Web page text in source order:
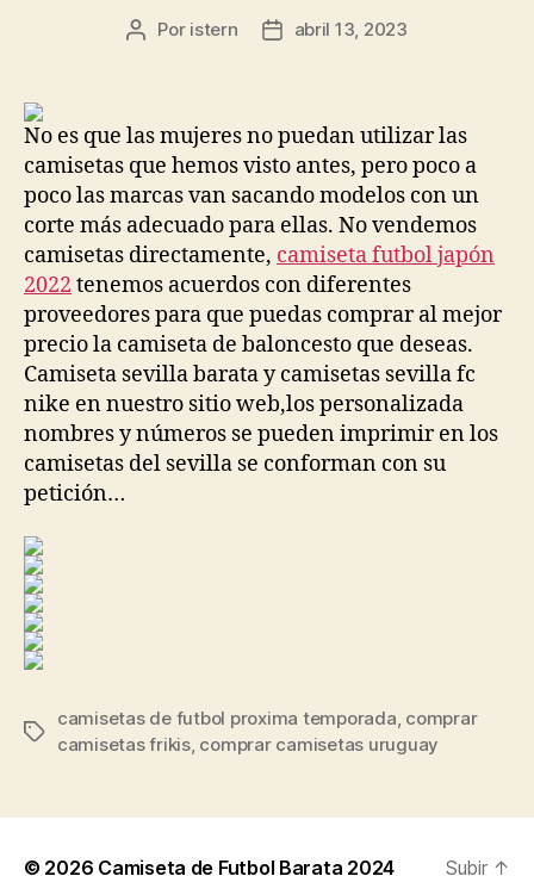
Autor
Por istern
Fechaabril 13, 2023
No es que las mujeres no puedan utilizar las
camisetas que hemos visto antes, pero poco a
poco las marcas van sacando modelos con un
corte más adecuado para ellas. No vendemos
camisetas directamente, camiseta futbol japón
2022 tenemos acuerdos con diferentes
proveedores para que puedas comprar al mejor
precio la camiseta de baloncesto que deseas.
Camiseta sevilla barata y camisetas sevilla fc
nike en nuestro sitio web,los personalizada
nombres y números se pueden imprimir en los
camisetas del sevilla se conforman con su
petición…
Etiquetas
camisetas de futbol proxima temporada comprar
camisetas frikis, comprar camisetas uruguay
© 2026 Camiseta de Futbol Barata 2024 Subir ↑